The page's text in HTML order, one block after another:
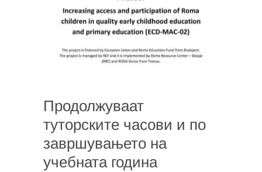
Продолжуваат
туторските часови и по
завршувањето на
учебната година